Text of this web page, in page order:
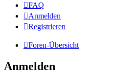
FAQ
Anmelden
Registrieren
Foren-Übersicht
Anmelden